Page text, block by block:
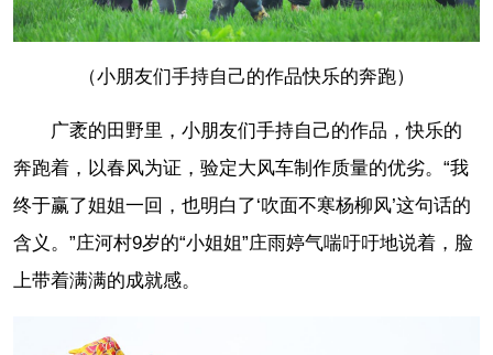
（小朋友们手持自己的作品快乐的奔跑）
广袤的田野里，小朋友们手持自己的作品，快乐的
奔跑着，以春风为证，验定大风车制作质量的优劣。“我
终于赢了姐姐一回，也明白了‘吹面不寒杨柳风’这句话的
含义。”庄河村9岁的“小姐姐”庄雨婷气喘吁吁地说着，脸
上带着满满的成就感。